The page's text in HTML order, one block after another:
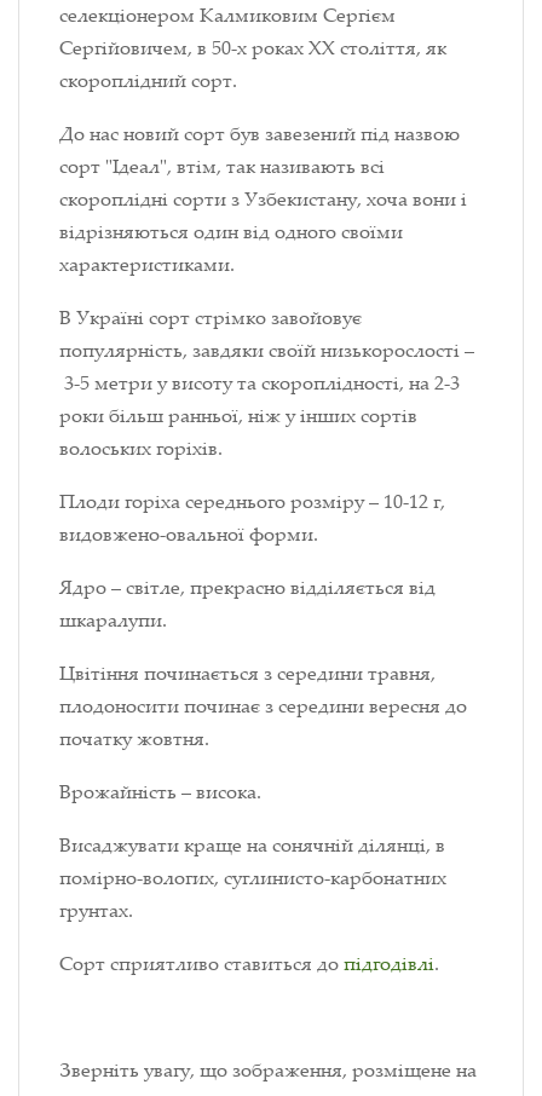
селекціонером Калмиковим Сергієм
Сергійовичем, в 50-х роках XX століття, як
скороплідний сорт.
До нас новий сорт був завезений під назвою
сорт "Ідеал", втім, так називають всі
скороплідні сорти з Узбекистану, хоча вони і
відрізняються один від одного своїми
характеристиками.
В Україні сорт стрімко завойовує
популярність, завдяки своїй низькорослості –
3-5 метри у висоту та скороплідності, на 2-3
роки більш ранньої, ніж у інших сортів
волоських горіхів.
Плоди горіха середнього розміру – 10-12 г,
видовжено-овальної форми.
Ядро – світле, прекрасно відділяється від
шкаралупи.
Цвітіння починається з середини травня,
плодоносити починає з середини вересня до
початку жовтня.
Врожайність – висока.
Висаджувати краще на сонячній ділянці, в
помірно-вологих, суглинисто-карбонатних
грунтах.
Сорт сприятливо ставиться допідгодівлі.
Зверніть увагу, що зображення, розміщене на